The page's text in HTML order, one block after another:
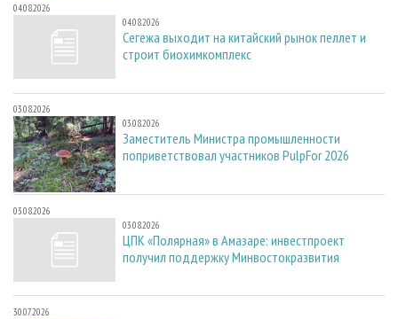
04.08.2026
04.08.2026
Сегежа выходит на китайский рынок пеллет и
строит биохимкомплекс
03.08.2026
03.08.2026
Заместитель Министра промышленности
поприветствовал участников PulpFor 2026
03.08.2026
03.08.2026
ЦПК «Полярная» в Амазаре: инвестпроект
получил поддержку Минвостокразвития
30.07.2026